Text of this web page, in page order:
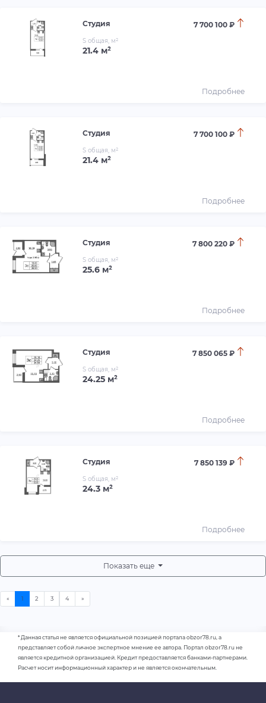
Студия 7 700 100 ₽
S общая, м²
21.4 м²
Подробнее
Студия 7 700 100 ₽
S общая, м²
21.4 м²
Подробнее
Студия 7 800 220 ₽
S общая, м²
25.6 м²
Подробнее
Студия 7 850 065 ₽
S общая, м²
24.25 м²
Подробнее
Студия 7 850 139 ₽
S общая, м²
24.3 м²
Подробнее
Показать еще
* Данная статья не является официальной позицией портала obzor78.ru, а
представляет собой личное экспертное мнение ее автора. Портал obzor78.ru не
является кредитной организацией. Кредит предоставляется банками-партнерами.
Расчет носит информационный характер и не является окончательным.